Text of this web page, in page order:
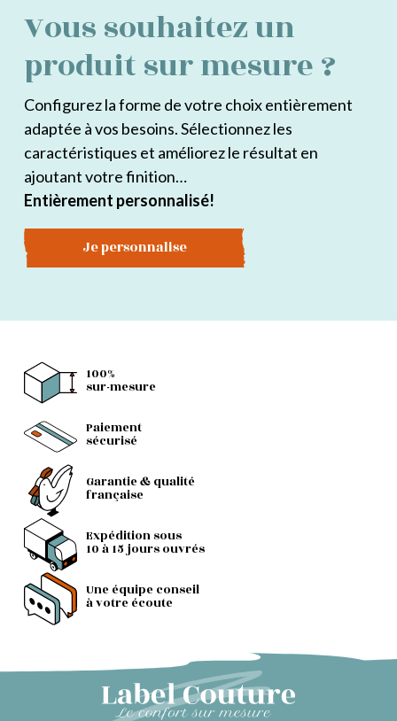
Vous souhaitez un
produit sur mesure ?
Configurez la forme de votre choix entièrement
adaptée à vos besoins. Sélectionnez les
caractéristiques et améliorez le résultat en
ajoutant votre finition…
Entièrement personnalisé!
Je personnalise
100%
sur-mesure
Paiement
sécurisé
Garantie & qualité
française
Expédition sous
10 à 15 jours ouvrés
Une équipe conseil
à votre écoute